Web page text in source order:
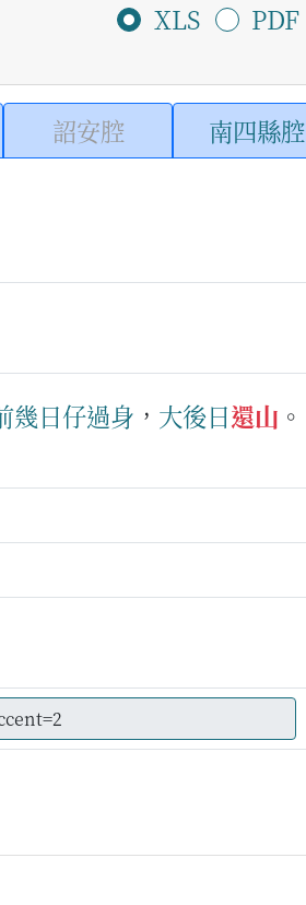
XLS PDF
詔安腔 南四縣腔
幾日仔過身 ， 大後日還山 。